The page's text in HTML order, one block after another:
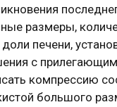
размеры,
печени,
с
компрессию
большого